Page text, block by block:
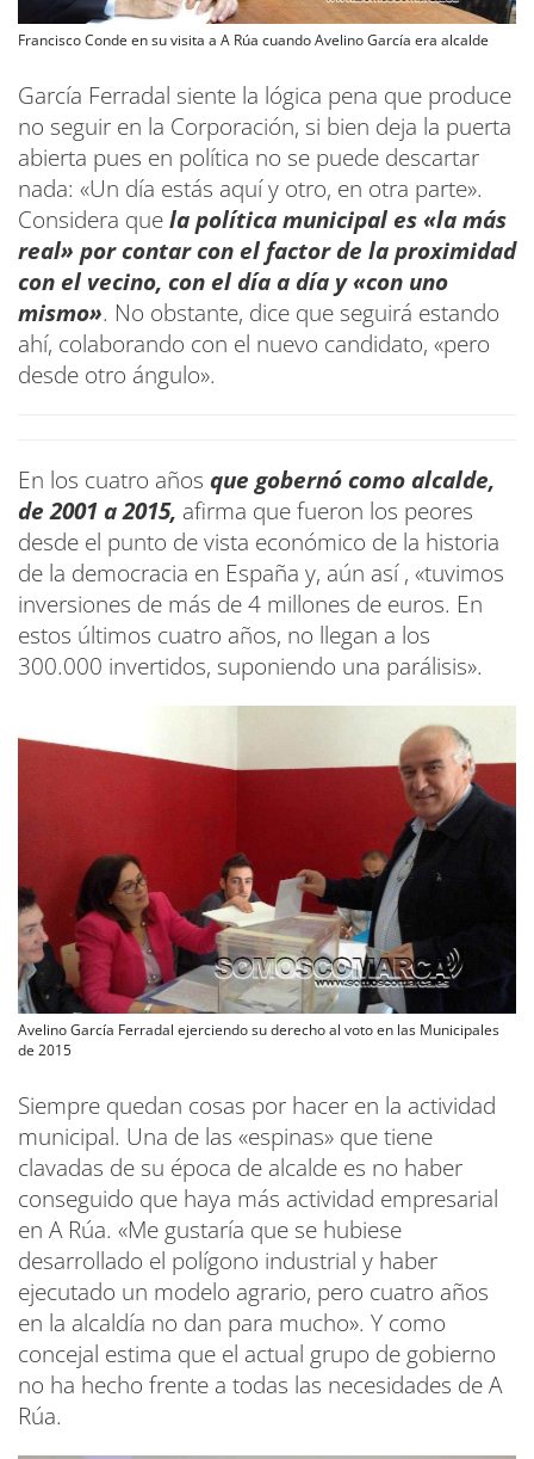
Francisco Conde en su visita a A Rúa cuando Avelino García era alcalde
García Ferradal siente la lógica pena que produce
no seguir en la Corporación, si bien deja la puerta
abierta pues en política no se puede descartar
nada: «Un día estás aquí y otro, en otra parte».
Considera quela política municipal es «la más
real» por contar con el factor de la proximidad
con el vecino, con el día a día y «con uno
mismo». No obstante, dice que seguirá estando
ahí, colaborando con el nuevo candidato, «pero
desde otro ángulo».
En los cuatro años que gobernó como alcalde,
de 2001 a 2015, afirma que fueron los peores
desde el punto de vista económico de la historia
de la democracia en España y, aún así , «tuvimos
inversiones de más de 4 millones de euros. En
estos últimos cuatro años, no llegan a los
300.000 invertidos, suponiendo una parálisis».
Avelino García Ferradal ejerciendo su derecho al voto en las Municipales
de 2015
Siempre quedan cosas por hacer en la actividad
municipal. Una de las «espinas» que tiene
clavadas de su época de alcalde es no haber
conseguido que haya más actividad empresarial
en A Rúa. «Me gustaría que se hubiese
desarrollado el polígono industrial y haber
ejecutado un modelo agrario, pero cuatro años
en la alcaldía no dan para mucho». Y como
concejal estima que el actual grupo de gobierno
no ha hecho frente a todas las necesidades de A
Rúa.